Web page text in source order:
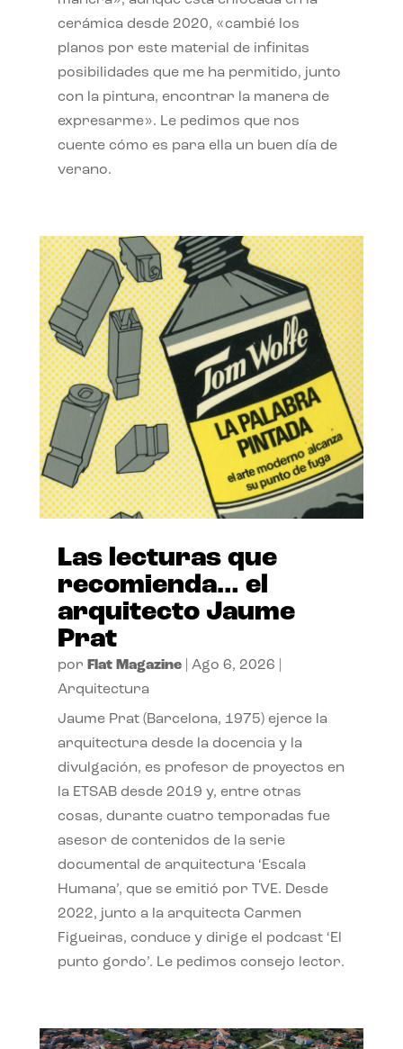
cerámica desde 2020, «cambié los
planos por este material de infinitas
posibilidades que me ha permitido, junto
con la pintura, encontrar la manera de
expresarme». Le pedimos que nos
cuente cómo es para ella un buen día de
verano.
Las lecturas que
recomienda… el
arquitecto Jaume
Prat
por Flat Magazine| Ago 6, 2026
Arquitectura
Jaume Prat (Barcelona, 1975) ejerce la
arquitectura desde la docencia y la
divulgación, es profesor de proyectos en
la ETSAB desde 2019 y, entre otras
cosas, durante cuatro temporadas fue
asesor de contenidos de la serie
documental de arquitectura ‘Escala
Humana’, que se emitió por TVE. Desde
2022, junto a la arquitecta Carmen
Figueiras, conduce y dirige el podcast ‘El
punto gordo’. Le pedimos consejo lector.